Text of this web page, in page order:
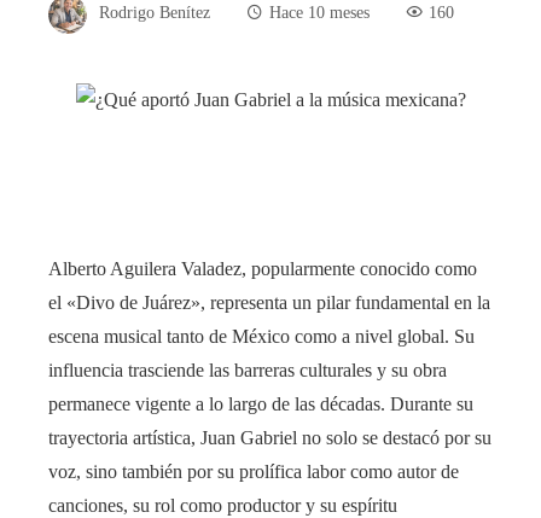
Rodrigo Benítez Hace 10 meses 160
Alberto Aguilera Valadez, popularmente conocido como
el «Divo de Juárez», representa un pilar fundamental en la
escena musical tanto de México como a nivel global. Su
influencia trasciende las barreras culturales y su obra
permanece vigente a lo largo de las décadas. Durante su
trayectoria artística, Juan Gabriel no solo se destacó por su
voz, sino también por su prolífica labor como autor de
canciones, su rol como productor y su espíritu